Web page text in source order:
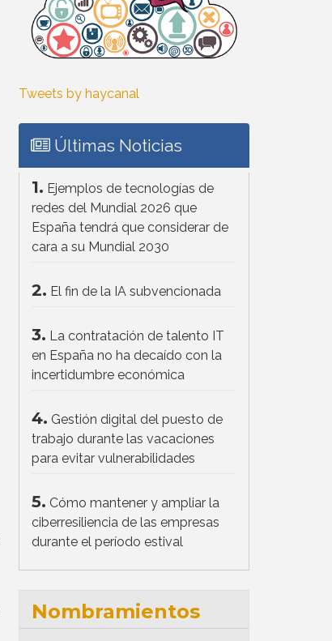
Tweets by haycanal
Últimas Noticias
1. Ejemplos de tecnologías de
redes del Mundial 2026 que
España tendrá que considerar de
cara a su Mundial 2030
2. El fin de la IA subvencionada
3. La contratación de talento IT
en España no ha decaído con la
incertidumbre económica
4. Gestión digital del puesto de
trabajo durante las vacaciones
para evitar vulnerabilidades
5. Cómo mantener y ampliar la
ciberresiliencia de las empresas
durante el período estival
Nombramientos